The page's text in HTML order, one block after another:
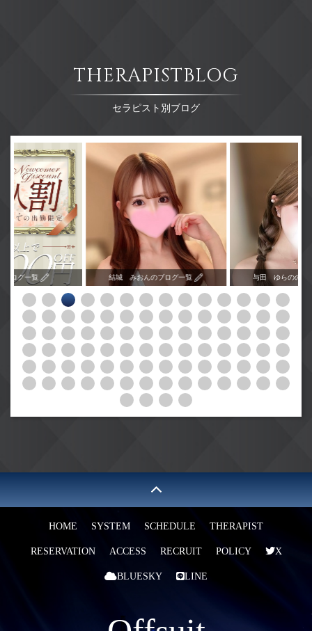
THERAPISTBLOG
セラピスト別ブログ
ブログ一覧 結城 みおんのブログ一覧 与田 ゆらののブ
HOME SYSTEM SCHEDULE THERAPIST
RESERVATION ACCESS RECRUIT POLICY X
BLUESKY LINE